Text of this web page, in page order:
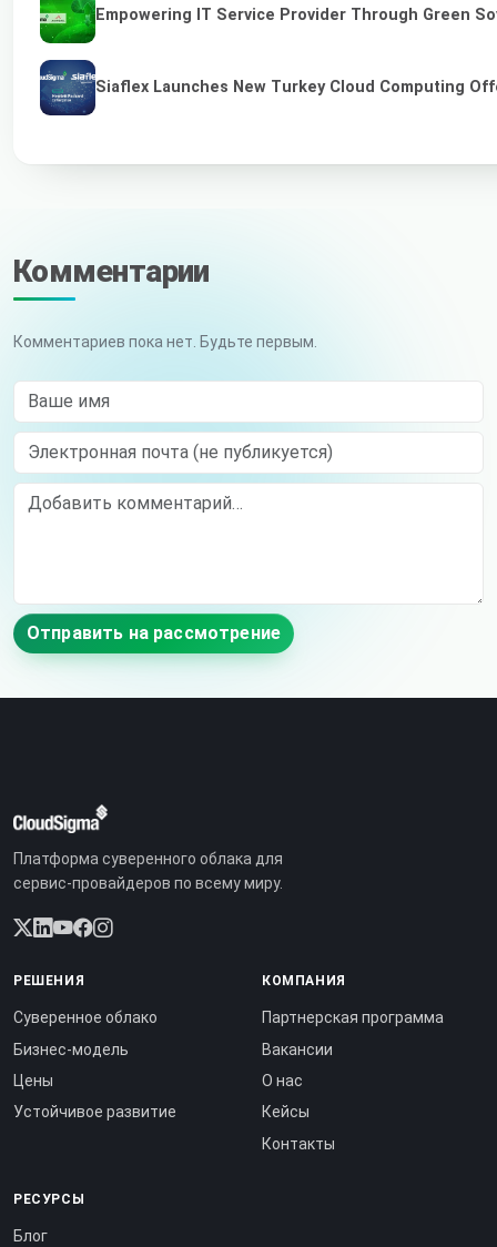
Empowering IT Service Provider Through Green
Siaflex Launches New Turkey Cloud Computing
Комментарии
Комментариев пока нет. Будьте первым.
Ваше имя
Электронная почта (не публикуется)
Comment
Отправить на рассмотрение
Платформа суверенного облака для
сервис-провайдеров по всему миру.
РЕШЕНИЯ
Суверенное облако
Бизнес-модель
Цены
Устойчивое развитие
КОМПАНИЯ
Партнерская программа
Вакансии
О нас
Кейсы
Контакты
РЕСУРСЫ
Блог